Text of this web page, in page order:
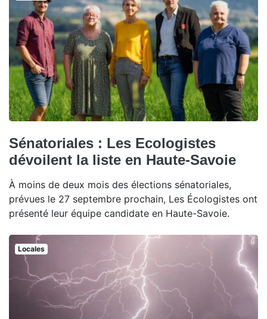
Sénatoriales : Les Ecologistes
dévoilent la liste en Haute-Savoie
À moins de deux mois des élections sénatoriales,
prévues le 27 septembre prochain, Les Écologistes ont
présenté leur équipe candidate en Haute-Savoie.
Locales